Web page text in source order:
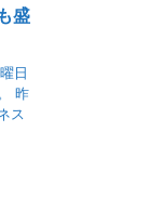
盛
日
昨
ス